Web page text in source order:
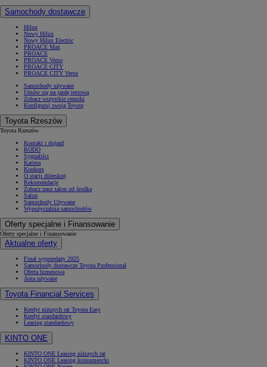
Samochody dostawcze
Hilux
Nowy Hilux
Nowy Hilux Electric
PROACE Max
PROACE
PROACE Verso
PROACE CITY
PROACE CITY Verso
Samochody używane
Umów się na jazdę testową
Zobacz wszystkie cenniki
Konfiguruj swoją Toyotę
Toyota Rzeszów
Toyota Rzeszów
Kontakt i dojazd
RODO
Sygnaliści
Kariera
Konkurs
O stacji dilerskiej
Rekomendacje
Zobacz nasz salon od środka
Salon
Samochody Używane
Wypożyczalnia samochodów
Oferty specjalne i Finansowanie
Oferty specjalne i Finansowanie
Aktualne oferty
Finał wyprzedaży 2025
Samochody dostawcze Toyota Professional
Oferta biznesowa
Auta używane
Toyota Financial Services
Kredyt niższych rat Toyota Easy
Kredyt standardowy
Leasing standardowy
KINTO ONE
KINTO ONE Leasing niższych rat
KINTO ONE Leasing konsumencki